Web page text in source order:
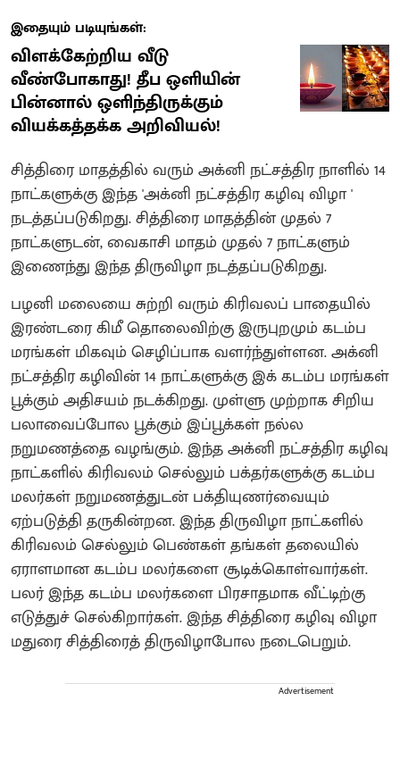
இதையும் படியுங்கள்:
விளக்கேற்றிய வீடு
வீண்போகாது! தீப ஒளியின்
பின்னால் ஒளிந்திருக்கும்
வியக்கத்தக்க அறிவியல்!
சித்திரை மாதத்தில் வரும் அக்னி நட்சத்திர நாளில் 14
நாட்களுக்கு இந்த 'அக்னி நட்சத்திர கழிவு விழா '
நடத்தப்படுகிறது‌. சித்திரை மாதத்தின் முதல் 7
நாட்களுடன், வைகாசி மாதம் முதல் 7 நாட்களும்
இணைந்து இந்த திருவிழா நடத்தப்படுகிறது.
பழனி மலையை சுற்றி வரும் கிரிவலப் பாதையில்
இரண்டரை கிமீ தொலைவிற்கு இருபுறமும் கடம்ப
மரங்கள் மிகவும் செழிப்பாக வளர்ந்துள்ளன. அக்னி
நட்சத்திர கழிவின் 14 நாட்களுக்கு இக் கடம்ப மரங்கள்
பூக்கும் அதிசயம் நடக்கிறது. முள்ளு முற்றாக சிறிய
பலாவைப்போல பூக்கும் இப்பூக்கள் நல்ல
நறுமணத்தை வழங்கும். இந்த அக்னி நட்சத்திர கழிவு
நாட்களில் கிரிவலம் செல்லும் பக்தர்களுக்கு கடம்ப
மலர்கள் நறுமணத்துடன் பக்தியுணர்வையும்
ஏற்படுத்தி தருகின்றன. இந்த திருவிழா நாட்களில்
கிரிவலம் செல்லும் பெண்கள் தங்கள் தலையில்
ஏராளமான கடம்ப மலர்களை சூடிக்கொள்வார்கள்.
பலர் இந்த கடம்ப மலர்களை பிரசாதமாக வீட்டிற்கு
எடுத்துச் செல்கிறார்கள். இந்த சித்திரை கழிவு விழா
மதுரை சித்திரைத் திருவிழாபோல நடைபெறும்.
Advertisement